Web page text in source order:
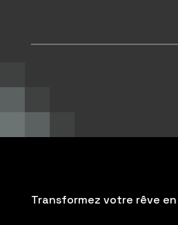
Transformez votre rêve